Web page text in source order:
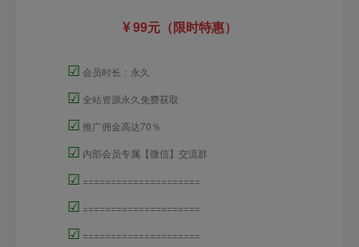
99元（限时特惠）
☑ 会员时长：永久
☑ 全站资源永久免费获取
☑ 推广佣金高达70％
☑ 内部会员专属【微信】交流群
☑ =====================
☑ =====================
☑ =====================